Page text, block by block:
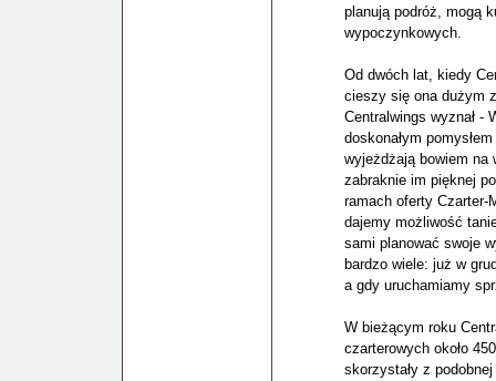
planują podróż, mogą
wypoczynkowych.
Od dwóch lat, kiedy
cieszy się ona dużym
Centralwings wyznał -
doskonałym
wyjeżdżają bowiem na
zabraknie im pięknej
ramach oferty Czarter-
dajemy możliwość
sami planować swoje
bardzo wiele: już w
a gdy uruchamiamy
W bieżącym roku
czarterowych około
skorzystały z